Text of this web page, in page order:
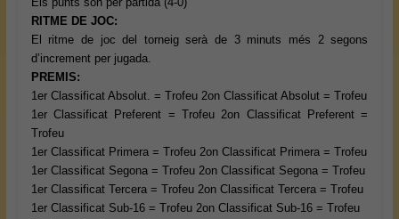
RITME DE JOC:
El ritme de joc del torneig serà de 3 minuts més 2 segons
d’increment per jugada.
PREMIS:
1er Classificat Absolut. = Trofeu 2on Classificat Absolut = Trofeu
1er Classificat Preferent = Trofeu 2on Classificat Preferent =
Trofeu
1er Classificat Primera = Trofeu 2on Classificat Primera = Trofeu
1er Classificat Segona = Trofeu 2on Classificat Segona = Trofeu
1er Classificat Tercera = Trofeu 2on Classificat Tercera = Trofeu
1er Classificat Sub-16 = Trofeu 2on Classificat Sub-16 = Trofeu